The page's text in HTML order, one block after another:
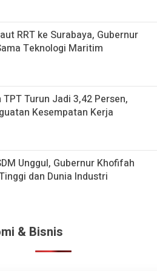
RRT ke Surabaya, Gubernur
Teknologi Maritim
Turun Jadi 3,42 Persen,
Kesempatan Kerja
Unggul, Gubernur Khofifah
dan Dunia Industri
& Bisnis